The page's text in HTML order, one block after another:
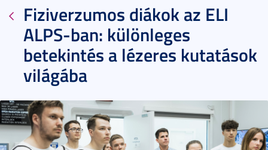
Fiziverzumos diákok az ELI
ALPS-ban: különleges
betekintés a lézeres kutatások
világába